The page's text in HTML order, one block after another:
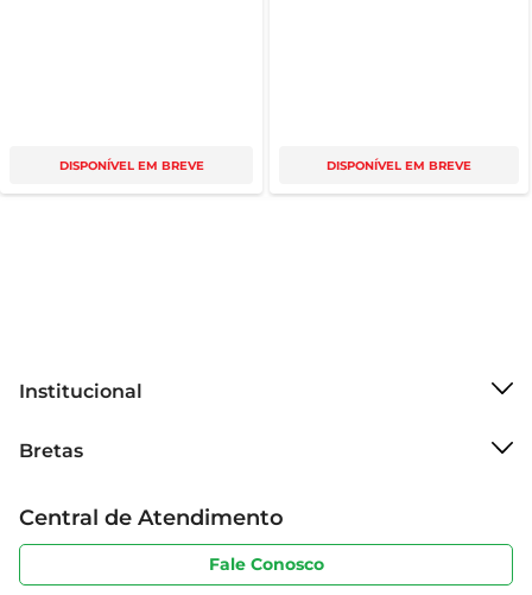
DISPONÍVEL EM BREVE DISPONÍVEL EM BREVE
Institucional
Grupo Cencosud
Sobre privacidade
Portal do fornecedor
Bretas
Produtos Bretas
Código de ética
Serviços
Central de Atendimento
Fale Conosco